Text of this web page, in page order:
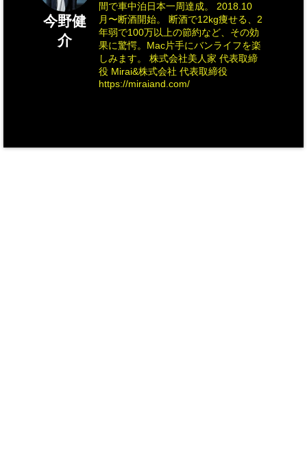
今野健
介
間で車中泊日本一周達成。 2018.10
月〜断酒開始。 断酒で12kg痩せる、2
年弱で100万以上の節約など、その効
果に驚愕。Mac片手にバンライフを楽
しみます。 株式会社美人家 代表取締
役 Mirai&株式会社 代表取締役
https://miraiand.com/